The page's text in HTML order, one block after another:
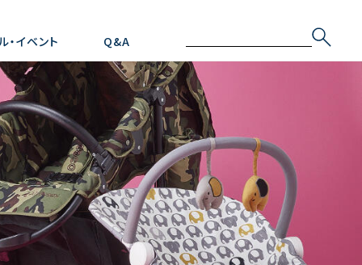
・イベント Q&A